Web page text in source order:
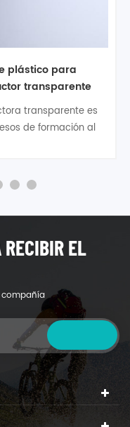
plástico para
transparente
transparente es
de formación al
sensibles a la
RECIBIR EL